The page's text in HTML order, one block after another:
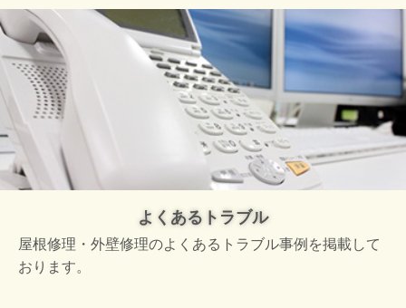
よくあるトラブル
屋根修理・外壁修理のよくあるトラブル事例を掲載して
おります。